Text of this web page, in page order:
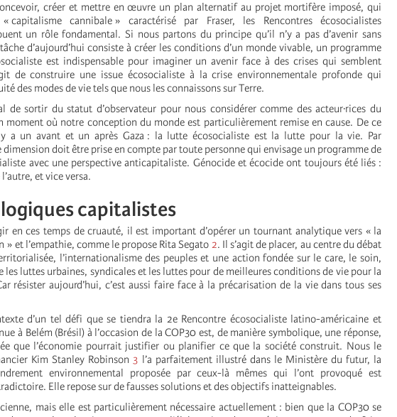
créer et mettre en œuvre un plan alternatif au projet mortifère imposé, qui
capitalisme cannibale » caractérisé par Fraser, les Rencontres écosocialistes
un rôle fondamental. Si nous partons du principe qu’il n’y a pas d’avenir sans
d’aujourd’hui consiste à créer les conditions d’un monde vivable, un programme
est indispensable pour imaginer un avenir face à des crises qui semblent
de construire une issue écosocialiste à la crise environnementale profonde qui
des modes de vie tels que nous les connaissons sur Terre.
de sortir du statut d’observateur pour nous considérer comme des acteur·rices du
moment où notre conception du monde est particulièrement remise en cause. De ce
a un avant et un après Gaza : la lutte écosocialiste est la lutte pour la vie. Par
doit être prise en compte par toute personne qui envisage un programme de
avec une perspective anticapitaliste. Génocide et écocide ont toujours été liés :
et vice versa.
logiques capitalistes
en ces temps de cruauté, il est important d’opérer un tournant analytique vers « la
» et l’empathie, comme le propose Rita Segato 2. Il s’agit de placer, au centre du débat
l’internationalisme des peuples et une action fondée sur le care, le soin,
les luttes urbaines, syndicales et les luttes pour de meilleures conditions de vie pour la
résister aujourd’hui, c’est aussi faire face à la précarisation de la vie dans tous ses
d’un tel défi que se tiendra la 2e Rencontre écosocialiste latino-américaine et
à Belém (Brésil) à l’occasion de la COP30 est, de manière symbolique, une réponse,
que l’économie pourrait justifier ou planifier ce que la société construit. Nous le
Kim Stanley Robinson 3 l’a parfaitement illustré dans le Ministère du futur, la
environnemental proposée par ceux-là mêmes qui l’ont provoqué est
Elle repose sur de fausses solutions et des objectifs inatteignables.
mais elle est particulièrement nécessaire actuellement : bien que la COP30 se